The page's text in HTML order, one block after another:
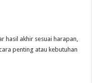
hasil akhir sesuai harapan,
penting atau kebutuhan